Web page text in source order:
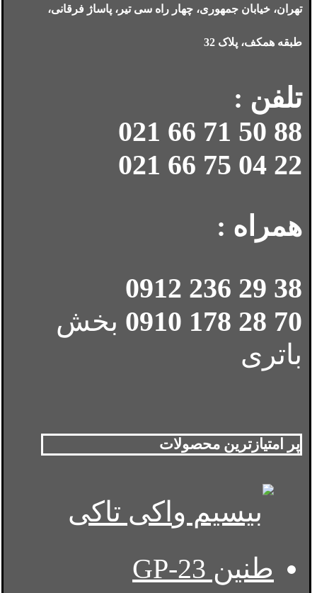
تهران، خیابان جمهوری، چهار راه سی تیر، پاساژ فرقانی،
طبقه همکف، پلاک 32
تلفن :
88 50 71 66 021
22 04 75 66 021
همراه :
38 29 236 0912
70 28 178 0910
بخش
باتری
پر امتیازترین محصولات